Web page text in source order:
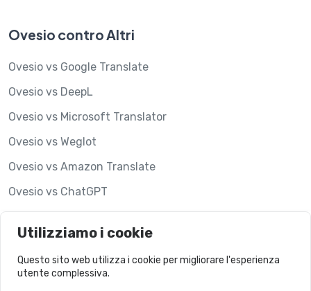
Ovesio contro Altri
Ovesio vs Google Translate
Ovesio vs DeepL
Ovesio vs Microsoft Translator
Ovesio vs Weglot
Ovesio vs Amazon Translate
Ovesio vs ChatGPT
Ovesio vs Lookalise
Utilizziamo i cookie
Questo sito web utilizza i cookie per migliorare l'esperienza
utente complessiva.